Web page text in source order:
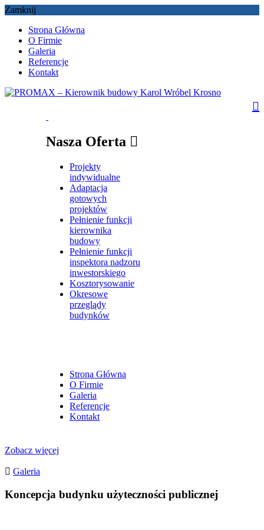
Zamknij
Strona Główna
O Firmie
Galeria
Referencje
Kontakt
Nasza Oferta
Projekty
indywidualne
Adaptacja
gotowych
projektów
Pełnienie funkcji
kierownika
budowy
Pełnienie funkcji
inspektora nadzoru
inwestorskiego
Kosztorysowanie
Okresowe
przeglądy
budynków
Strona Główna
O Firmie
Galeria
Referencje
Kontakt
Zobacz więcej
Galeria
Koncepcja budynku użyteczności publicznej